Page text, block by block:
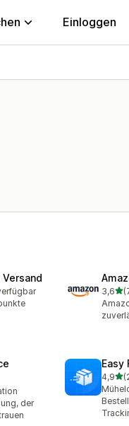
Einloggen
3,6
74
der
Easy
4,9
21